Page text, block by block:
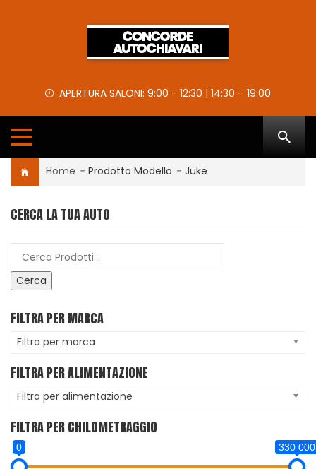
APERTURA SALONI: 9:00 - 12:30 | 14:30 – 19:00
Home - Prodotto Modello - Juke
CERCA LA TUA AUTO
Cerca
FILTRA PER MARCA
Filtra per marca
FILTRA PER ALIMENTAZIONE
Filtra per alimentazione
FILTRA PER CHILOMETRAGGIO
0 330 000